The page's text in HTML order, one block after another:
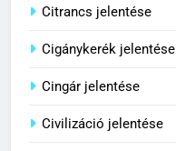
8
Citrancs jelentése
Cigánykerék jelentése
Cingár jelentése
Civilizáció jelentése